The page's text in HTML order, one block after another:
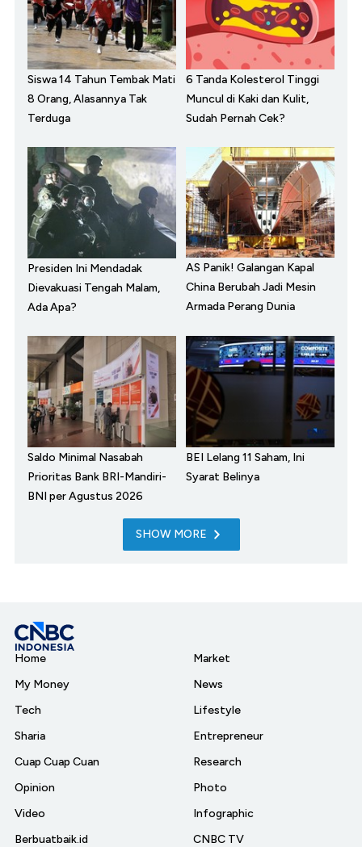
Siswa 14 Tahun Tembak Mati
8 Orang, Alasannya Tak
Terduga
6 Tanda Kolesterol Tinggi
Muncul di Kaki dan Kulit,
Sudah Pernah Cek?
Presiden Ini Mendadak
Dievakuasi Tengah Malam,
Ada Apa?
AS Panik! Galangan Kapal
China Berubah Jadi Mesin
Armada Perang Dunia
Saldo Minimal Nasabah
Prioritas Bank BRI-Mandiri-
BNI per Agustus 2026
BEI Lelang 11 Saham, Ini
Syarat Belinya
SHOW MORE
Home
My Money
Tech
Sharia
Cuap Cuap Cuan
Opinion
Video
Berbuatbaik.id
Market
News
Lifestyle
Entrepreneur
Research
Photo
Infographic
CNBC TV